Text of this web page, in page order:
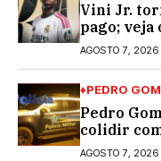
Vini Jr.
pago; veja
AGOSTO 7, 2026
♦PEDRO
Pedro
colidir
Araújo; ele
AGOSTO 7, 2026